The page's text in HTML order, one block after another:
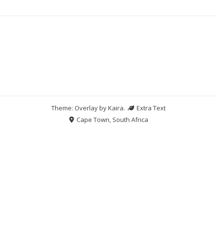
Theme: Overlay byKaira.
Extra Text
Cape Town, South Africa